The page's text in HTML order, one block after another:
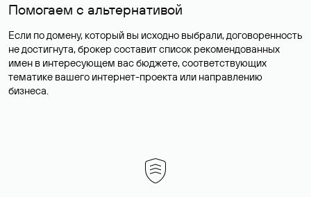
Помогаем с альтернативой
Если по домену, который вы исходно выбрали, договоренность
не достигнута, брокер составит список рекомендованных
имен в интересующем вас бюджете, соответствующих
тематике вашего интернет-проекта или направлению
бизнеса.